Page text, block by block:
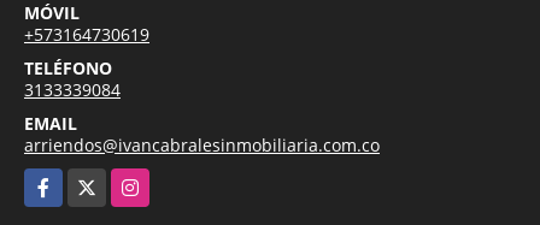
MÓVIL
+573164730619
TELÉFONO
3133339084
EMAIL
arriendos@ivancabralesinmobiliaria.com.co
Facebook
Instagram